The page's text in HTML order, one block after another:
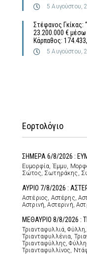
5 Αυγούστου,
Στέφανος Γκίκας:
23.200.000 € μέσω
Κάρπαθος:
5 Αυγούστου,
Εορτολόγιο
ΣΗΜΕΡΑ 6/8/2026 :
Ευμορφία, Έμμυ,
Σώτος, Σωτηράκης,
ΑΥΡΙΟ 7/8/2026 :
Αστέριος, Αστέρης,
Αστρινή, Αστερινή,
ΜΕΘΑΥΡΙΟ 8/8/2026 :
Τριανταφυλλιά,
Τριανταφυλλένια,
Τριανταφύλλης,
Τριανταφυλλίνος,